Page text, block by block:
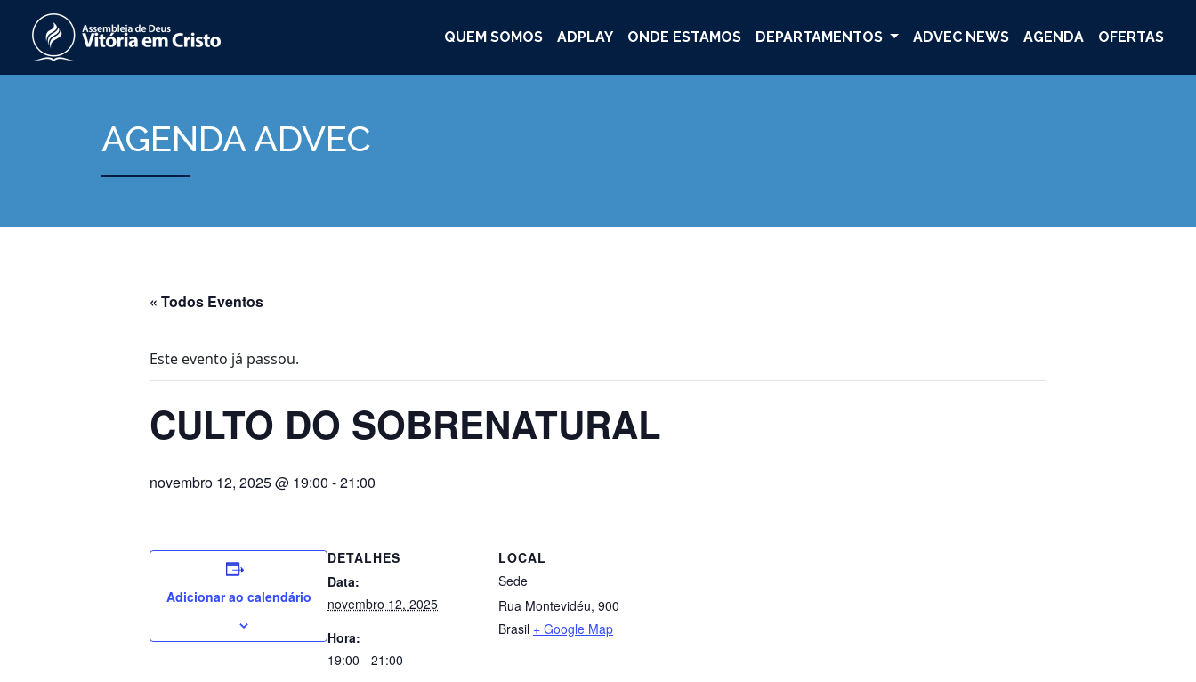
QUEM SOMOS ADPLAY ONDE ESTAMOS DEPARTAMENTOS ADVEC NEWS AGENDA OFERTAS
AGENDA ADVEC
« Todos Eventos
Este evento já passou.
CULTO DO SOBRENATURAL
novembro 12, 2025 @ 19:00 -21:00
Adicionar ao calendário
DETALHES
Data:
novembro 12, 2025
Hora:
19:00 - 21:00
LOCAL
Sede
Rua Montevidéu, 900
Brasil + Google Map